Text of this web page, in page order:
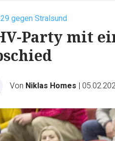
gegen Stralsund
Party mit
Von Niklas Homes |